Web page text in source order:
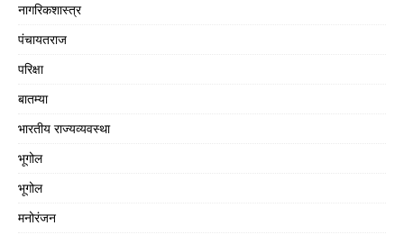
नागरिकशास्त्र
पंचायतराज
परिक्षा
बातम्या
भारतीय राज्यव्यवस्था
भूगोल
भूगोल
मनोरंजन